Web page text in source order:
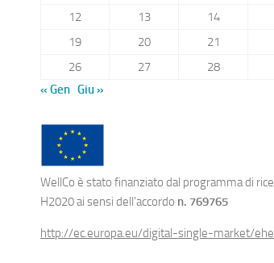
12
13 14
19
20 21
26
27 28
« Gen Giu »
WellCo è stato finanziato dal programma di
H2020 ai sensi dell'accordo n. 769765
http://ec.europa.eu/digital-single-market/